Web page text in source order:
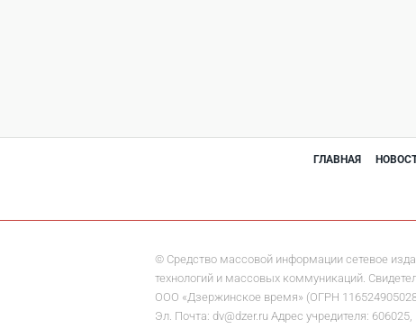
ГЛАВНАЯ
© Средство массовой информации сетевое
технологий и массовых коммуникаций.
ООО «Дзержинское время» (ОГРН
Эл. Почта: dv@dzer.ru Адрес учредителя: